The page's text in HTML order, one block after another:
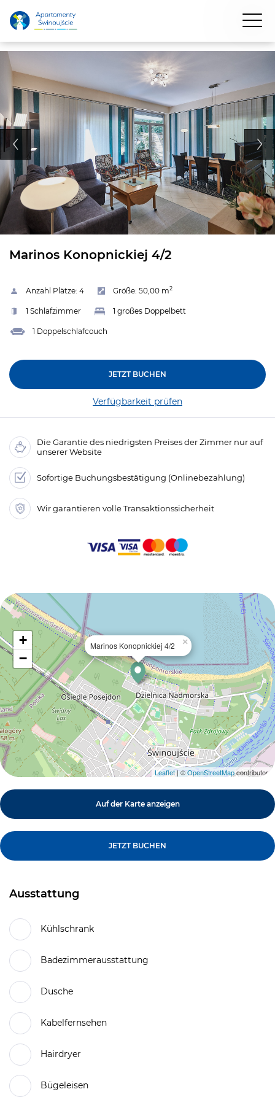
Marinos Konopnickiej 4/2
Anzahl Plätze: 4 Größe: 50,00 m2
1 Schlafzimmer 1 großes Doppelbett
1 Doppelschlafcouch
JETZT BUCHEN
Verfügbarkeit prüfen
Die Garantie des niedrigsten Preises der Zimmer nur auf
unserer Website
Sofortige Buchungsbestätigung (Onlinebezahlung)
Wir garantieren volle Transaktionssicherheit
Marinos Konopnickiej 4/2 ×
+
−
Leaflet| ©OpenStreetMapcontributors
Auf der Karte anzeigen
JETZT BUCHEN
Ausstattung
Kühlschrank
Badezimmerausstattung
Dusche
Kabelfernsehen
Hairdryer
Bügeleisen